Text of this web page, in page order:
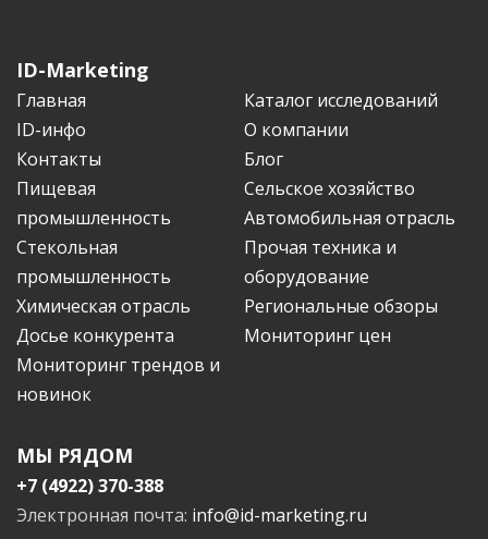
ID-Marketing
Главная
Каталог исследований
ID-инфо
О компании
Контакты
Блог
Пищевая
промышленность
Сельское хозяйство
Автомобильная отрасль
Стекольная
промышленность
Прочая техника и
оборудование
Химическая отрасль
Региональные обзоры
Досье конкурента
Мониторинг цен
Мониторинг трендов и
новинок
МЫ РЯДОМ
+7 (4922) 370-388
Электронная почта: info@id-marketing.ru